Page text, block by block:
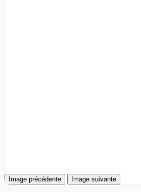
Image précédente Image suivante